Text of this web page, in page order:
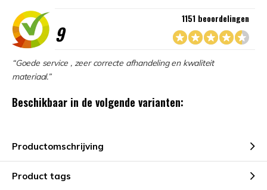
9
1151 beoordelingen
“Goede service , zeer correcte afhandeling en kwaliteit
materiaal.”
Beschikbaar in de volgende varianten:
Productomschrijving
Product tags